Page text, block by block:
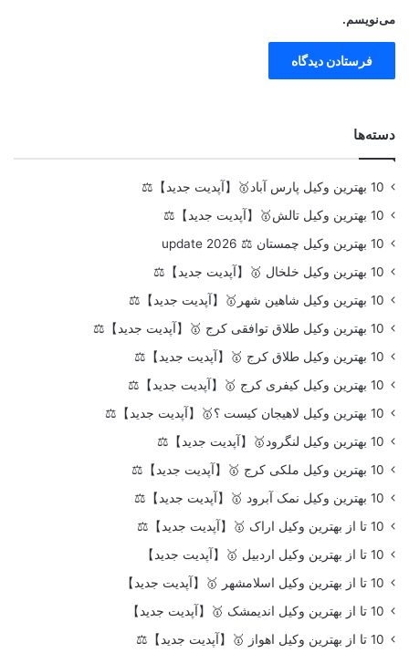
می‌نویسم.
دسته‌ها
10 بهترین وکیل پارس آباد🥇【آپدیت جدید】⚖️
10 بهترین وکیل تالش🥇【آپدیت جدید】⚖️
10 بهترین وکیل چمستان ⚖️ update 2026
10 بهترین وکیل خلخال 🥇【آپدیت جدید】⚖️
10 بهترین وکیل شاهین شهر🥇【آپدیت جدید】⚖️
10 بهترین وکیل طلاق توافقی کرج 🥇【آپدیت جدید】⚖️
10 بهترین وکیل طلاق کرج 🥇【آپدیت جدید】⚖️
10 بهترین وکیل کیفری کرج 🥇【آپدیت جدید】⚖️
10 بهترین وکیل لاهیجان کیست ؟🥇【آپدیت جدید】⚖️
10 بهترین وکیل لنگرود🥇【آپدیت جدید】⚖️
10 بهترین وکیل ملکی کرج 🥇【آپدیت جدید】⚖️
10 بهترین وکیل نمک آبرود 🥇【آپدیت جدید】⚖️
10 تا از بهترین وکیل اراک 🥇【آپدیت جدید】⚖️
10 تا از بهترین وکیل اردبیل 🥇【آپدیت جدید】
10 تا از بهترین وکیل اسلامشهر 🥇【آپدیت جدید】
10 تا از بهترین وکیل اندیمشک 🥇【آپدیت جدید】
10 تا از بهترین وکیل اهواز 🥇【آپدیت جدید】⚖️